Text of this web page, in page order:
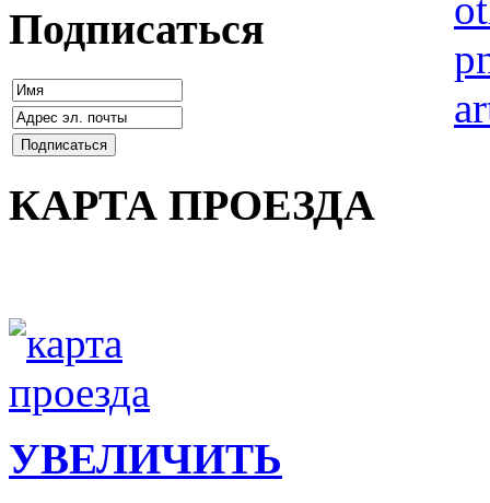
Подписаться
КАРТА ПРОЕЗДА
УВЕЛИЧИТЬ